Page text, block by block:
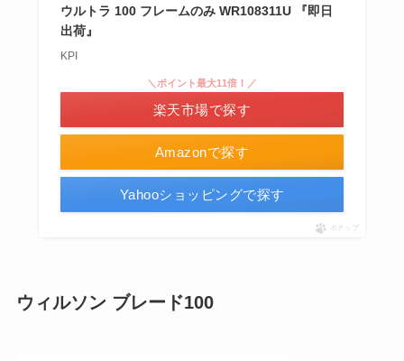
ウルトラ 100 フレームのみ WR108311U 『即日
出荷』
KPI
Amazonで探す
＼ポイント最大11倍！／
楽天市場で探す
Yahooショッピングで探す
ポチップ
ウィルソン ブレード100